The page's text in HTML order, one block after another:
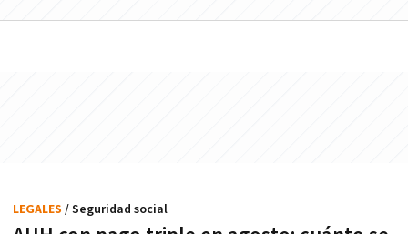
LEGALES / Seguridad social